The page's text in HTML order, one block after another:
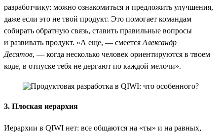
разработчику: можно ознакомиться и предложить улучшения,
даже если это не твой продукт. Это помогает командам
собирать обратную связь, ставить правильные вопросы
и развивать продукт. «А еще, — смеется Александр
Десятов, — когда несколько человек ориентируются в твоем
коде, в отпуске тебя не дергают по каждой мелочи».
3. Плоская иерархия
Иерархии в QIWI нет: все общаются на «ты» и на равных,